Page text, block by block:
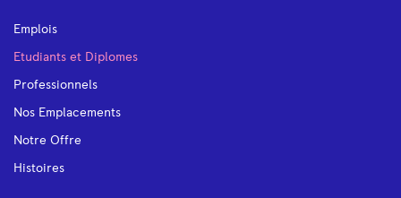
Emplois
Etudiants et Diplomes
Professionnels
Nos Emplacements
Notre Offre
Histoires